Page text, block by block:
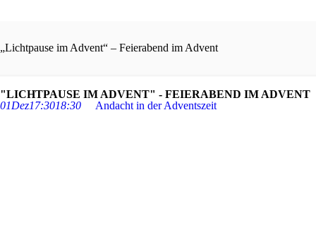
„Lichtpause im Advent“ – Feierabend im Advent
"LICHTPAUSE IM ADVENT" - FEIERABEND IM ADVENT
01Dez17:3018:30 Andacht in der Adventszeit